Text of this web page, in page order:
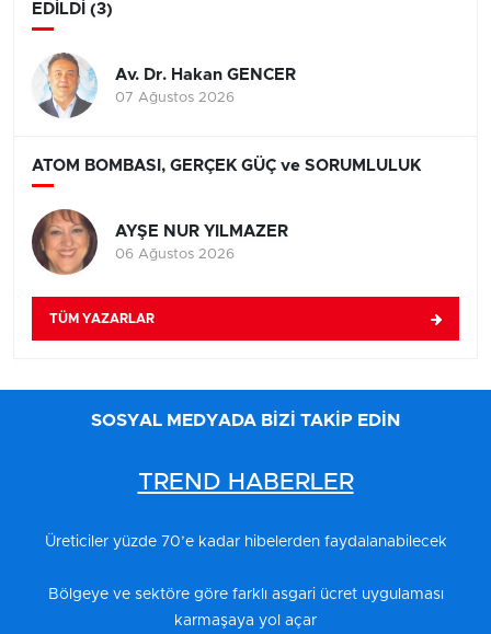
EDİLDİ (3)
Av. Dr. Hakan GENCER
07 Ağustos 2026
ATOM BOMBASI, GERÇEK GÜÇ ve SORUMLULUK
AYŞE NUR YILMAZER
06 Ağustos 2026
TÜM YAZARLAR
SOSYAL MEDYADA BİZİ TAKİP EDİN
TREND HABERLER
Üreticiler yüzde 70’e kadar hibelerden faydalanabilecek
Bölgeye ve sektöre göre farklı asgari ücret uygulaması
karmaşaya yol açar